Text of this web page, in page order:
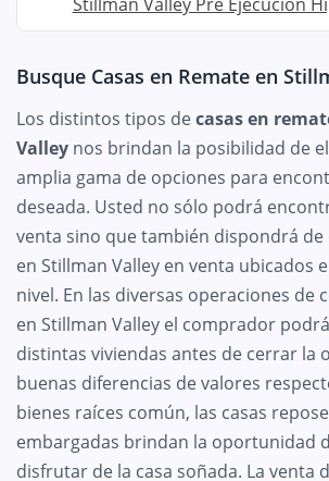
Busque Casas en Remate en
Los distintos tipos decasas en
Valley nos brindan la posibilidad de
amplia gama de opciones para
deseada. Usted no sólo podrá
venta sino que también dispondrá de
en Stillman Valley en venta ubicados
nivel. En las diversas operaciones de
en Stillman Valley el comprador
distintas viviendas antes de cerrar la
buenas diferencias de valores
bienes raíces común, las casas
embargadas brindan la oportunidad
disfrutar de la casa soñada. La venta